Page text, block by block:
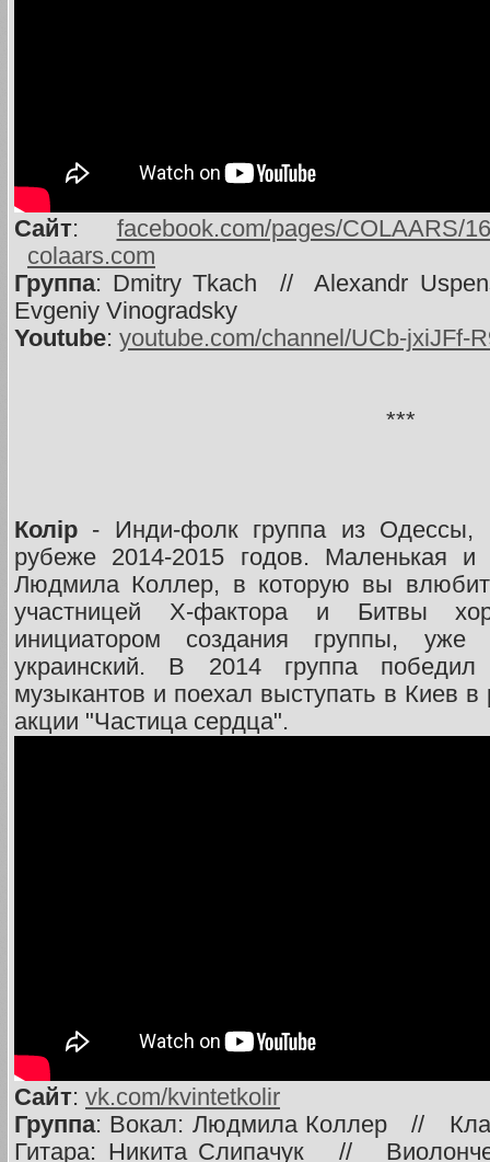
Сайт: facebook.com/pages/COLAARS/
colaars.com
Группа: Dmitry Tkach // Alexandr
Evgeniy Vinogradsky
Youtube: youtube.com/channel/UCb-jxiJFf-
***
Колір - Инди-фолк группа из Одессы,
рубеже 2014-2015 годов. Маленькая и
Людмила Коллер, в которую вы
участницей Х-фактора и Битвы
инициатором создания группы, уже
украинский. В 2014 группа
музыкантов и поехал выступать в Киев в
акции "Частица сердца".
Сайт: vk.com/kvintetkolir
Группа: Вокал: Людмила Коллер //
Гитара: Никита Слипачук //